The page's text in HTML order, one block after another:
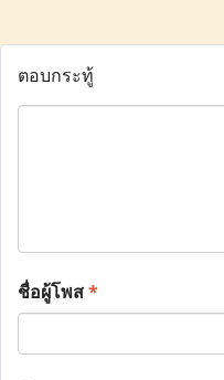
ตอบกระทู้
ชื่อผู้โพส*